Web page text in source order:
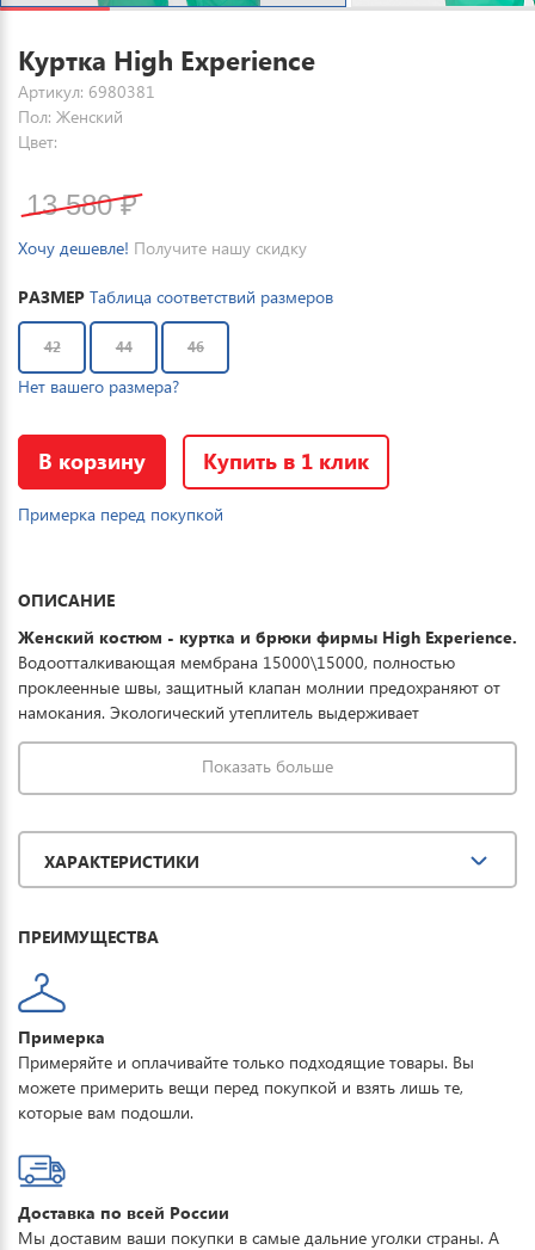
Куртка High Experience
Артикул: 6980381
Пол: Женский
Цвет:
13 580₽
Хочу дешевле! Получите нашу скидку
РАЗМЕР Таблица соответствий размеров
42 44 46
Нет вашего размера?
В корзину Купить в 1 клик
Примерка перед покупкой
ОПИСАНИЕ
Женский костюм - куртка и брюки фирмы High Experience.
Водоотталкивающая мембрана 15000\15000, полностью
проклеенные швы, защитный клапан молнии предохраняют от
намокания. Экологический утеплитель выдерживает
температурный режим до -30°. Регулируемый капюшон,
карманы на молнии, снежная юбка обеспечивают полную
защиту от всевозможных погодных условий при необходимом
спорта и прогулок.
Показать больше
ХАРАКТЕРИСТИКИ
ПРЕИМУЩЕСТВА
Примерка
Примеряйте и оплачивайте только подходящие товары. Вы
можете примерить вещи перед покупкой и взять лишь те,
которые вам подошли.
Доставка по всей России
Мы доставим ваши покупки в самые дальние уголки страны. А